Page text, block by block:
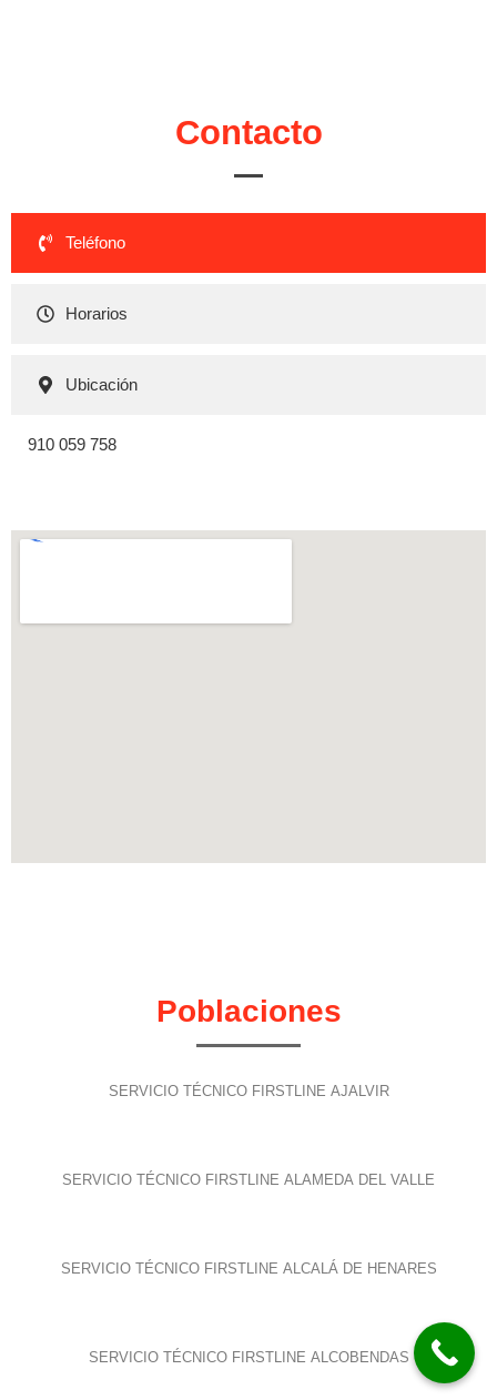
Contacto
Teléfono
Horarios
Ubicación
910 059 758
Poblaciones
SERVICIO TÉCNICO FIRSTLINE AJALVIR
SERVICIO TÉCNICO FIRSTLINE ALAMEDA DEL VALLE
SERVICIO TÉCNICO FIRSTLINE ALCALÁ DE HENARES
SERVICIO TÉCNICO FIRSTLINE ALCOBENDAS